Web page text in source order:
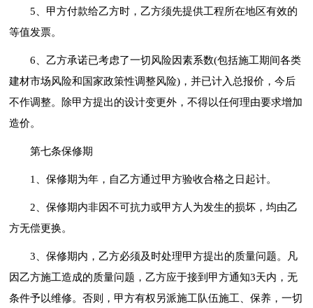
5、甲方付款给乙方时，乙方须先提供工程所在地区有效的
等值发票。
6、乙方承诺已考虑了一切风险因素系数(包括施工期间各类
建材市场风险和国家政策性调整风险)，并已计入总报价，今后
不作调整。除甲方提出的设计变更外，不得以任何理由要求增加
造价。
第七条保修期
1、保修期为年，自乙方通过甲方验收合格之日起计。
2、保修期内非因不可抗力或甲方人为发生的损坏，均由乙
方无偿更换。
3、保修期内，乙方必须及时处理甲方提出的质量问题。凡
因乙方施工造成的质量问题，乙方应于接到甲方通知3天内，无
条件予以维修。否则，甲方有权另派施工队伍施工、保养，一切